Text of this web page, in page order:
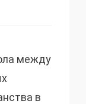
между
в